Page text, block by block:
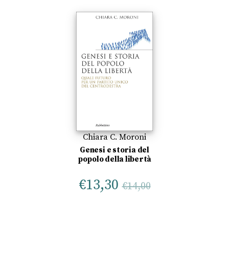
Chiara C. Moroni
Genesi e storia del
popolo della libertà
€13,30 €14,00